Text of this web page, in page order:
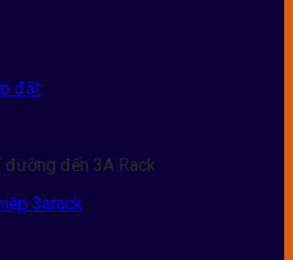
đặt
đường đến 3A Rack